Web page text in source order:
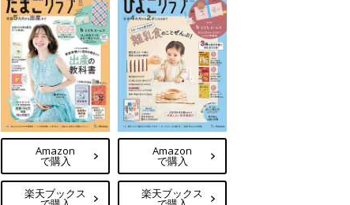
Amazon
で購入
楽天ブックス
Amazon
で購入
楽天ブックス